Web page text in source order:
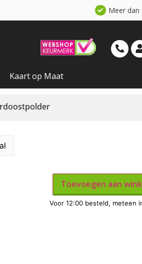
Meer dan
Kaart op Maat
Toevoegen aan